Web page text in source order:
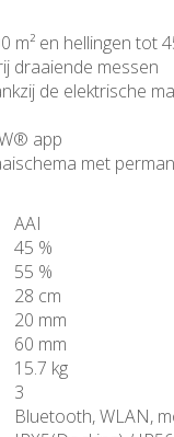
m² en hellingen tot
draaiende messen
de elektrische
app
met
AAI
45 %
55 %
28 cm
20 mm
60 mm
15.7 kg
3
Bluetooth, WLAN,